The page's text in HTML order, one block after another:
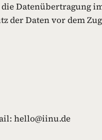
Datenübertragung
der Daten vor dem
hello@iinu.de